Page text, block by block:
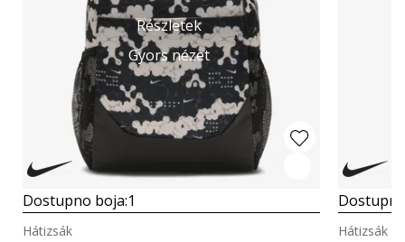
Részletek
Gyors nézet
Dostupno boja:1
Hátizsák Hátizsák